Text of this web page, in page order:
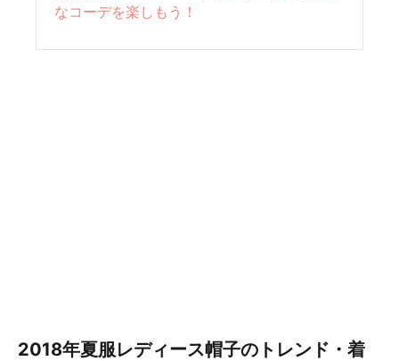
なコーデを楽しもう！
2018年夏服レディース帽子のトレンド・着